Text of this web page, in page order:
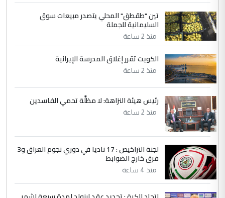
ابا فرات ...
الموضوع :
الجواهري يرد على صدام حسين سل
مضجعيك يابن الزنا (نص كامل)
حيدر عاشور
التعليق : تحياتي لك استاذ حامدتركان. كلام
دقيق ومسؤول؛ فالاستثمار الحقيقي للإنسان
وثروات البلد يعتمد على الكفاءة ...
الموضوع :
بين الإهمال واغتصاب الأرض.. بلاد
الرافدين تعاني الجفاف والتصحر!!
تين "طقطق" المحلي يتصدر مبيعات سوق
السليمانية للجملة
منذ 2 ساعة
الكويت تقرر إغلاق المدرسة الإيرانية
منذ 2 ساعة
رئيس هيئة النزاهة: لا مظلَّة تحمي الفاسدين
منذ 2 ساعة
لجنة التراخيص : 17 ناديا في دوري نجوم العراق و3
فرق خارج الضوابط
منذ 4 ساعة